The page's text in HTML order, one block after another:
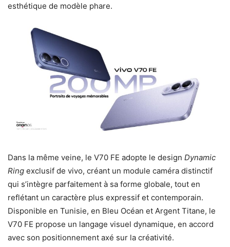
esthétique de modèle phare.
Dans la même veine, le V70 FE adopte le design Dynamic
Ring exclusif de vivo, créant un module caméra distinctif
qui s’intègre parfaitement à sa forme globale, tout en
reflétant un caractère plus expressif et contemporain.
Disponible en Tunisie, en Bleu Océan et Argent Titane, le
V70 FE propose un langage visuel dynamique, en accord
avec son positionnement axé sur la créativité.